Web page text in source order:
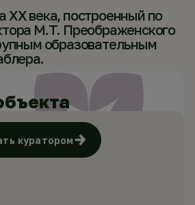
XX века, построенный по
М.Т. Преображенского
образовательным
куратором